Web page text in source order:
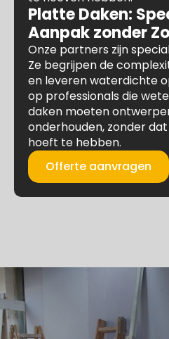
Platte Daken:
Aanpak zonder
Onze partners zijn
Ze begrijpen de
en leveren waterdichte
op professionals die
daken moeten
onderhouden, zonder
hoeft te hebben.
Offerte aanvragen